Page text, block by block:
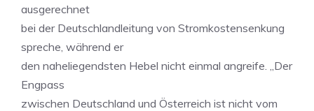
ausgerechnet
bei der Deutschlandleitung von Stromkostensenkung
spreche, während er
den naheliegendsten Hebel nicht einmal angreife. „Der
Engpass
zwischen Deutschland und Österreich ist nicht vom